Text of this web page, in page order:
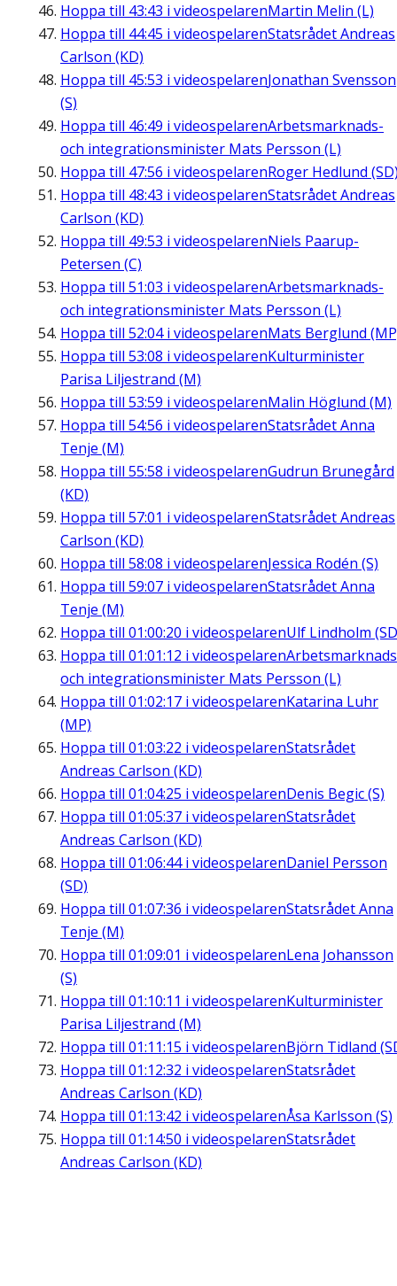
Hoppa till 43:43 i videospelarenMartin Melin (L)
Hoppa till 44:45 i videospelarenStatsrådet Andreas
Carlson (KD)
Hoppa till 45:53 i videospelarenJonathan Svensson
(S)
Hoppa till 46:49 i videospelarenArbetsmarknads-
och integrationsminister Mats Persson (L)
Hoppa till 47:56 i videospelarenRoger Hedlund
Hoppa till 48:43 i videospelarenStatsrådet Andreas
Carlson (KD)
Hoppa till 49:53 i videospelarenNiels Paarup-
Petersen (C)
Hoppa till 51:03 i videospelarenArbetsmarknads-
och integrationsminister Mats Persson (L)
Hoppa till 52:04i videospelarenMats Berglund
Hoppa till 53:08 i videospelarenKulturminister
Parisa Liljestrand (M)
Hoppa till 53:59 i videospelarenMalin Höglund (M)
Hoppa till 54:56 i videospelarenStatsrådet Anna
Tenje (M)
Hoppa till 55:58 i videospelarenGudrun Brunegård
(KD)
Hoppa till 57:01 i videospelarenStatsrådet Andreas
Carlson (KD)
Hoppa till 58:08 i videospelarenJessica Rodén (S)
Hoppa till 59:07 i videospelarenStatsrådet Anna
Tenje (M)
Hoppa till 01:00:20 i videospelarenUlf Lindholm
Hoppa till 01:01:12 i videospelaren
och integrationsminister Mats Persson (L)
Hoppa till 01:02:17 i videospelarenKatarina Luhr
(MP)
Hoppa till 01:03:22 i videospelarenStatsrådet
Andreas Carlson (KD)
Hoppa till 01:04:25 i videospelarenDenis Begic (S)
Hoppa till 01:05:37 i videospelarenStatsrådet
Andreas Carlson (KD)
Hoppa till 01:06:44i videospelarenDaniel Persson
(SD)
Hoppa till 01:07:36 i videospelarenStatsrådet Anna
Tenje (M)
Hoppa till 01:09:01 i videospelarenLena Johansson
(S)
Hoppa till 01:10:11 i videospelarenKulturminister
Parisa Liljestrand (M)
Hoppa till 01:11:15 i videospelarenBjörn Tidland
Hoppa till 01:12:32 i videospelarenStatsrådet
Andreas Carlson (KD)
Hoppa till 01:13:42 i videospelarenÅsa Karlsson (S)
Hoppa till 01:14:50 i videospelarenStatsrådet
Andreas Carlson (KD)